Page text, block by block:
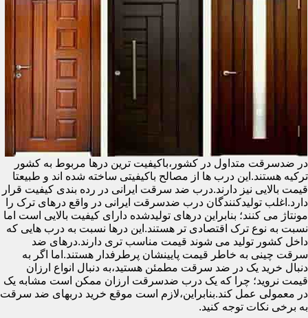
در ضدسرقت متداول در کشور،باکیفیت ترین درها مربوط به کشور
ترکیه هستند.این درب ها از مصالح باکیفیتی ساخته شده اند و طبیعتا
قیمت بالایی نیز دارند.درب ضد سرقت ایرانی در رده بندی کیفیت قرار
دارد.اغلب تولیدکنندگان درب ضدسرقت ایرانی در واقع درهای ترک را
مونتاژ می کنند؛ بنابراین درهای تولیدشده دارای کیفیت بالایی است اما
نسبت به نوع ترک اقتصادی تر هستند.این درها نسبت به درب هایی که
داخل کشور تولید می شوند قیمت مناسب تری دارند.درهای ضد
سرقت چینی به خاطر قیمت پایینشان پرطرفدار هستند.اما اگر به
دنبال خرید یک در ضد سرقت مطمئن هستید،به دنبال انواع ارزان
قیمت نروید؛ چرا که یک درب ضدسرقت ارزان ممکن است مشابه یک
در معمولی عمل کند.بنابراین،لازم است موقع خرید دربهای ضد سرقت
به برخی نکات توجه کنید.